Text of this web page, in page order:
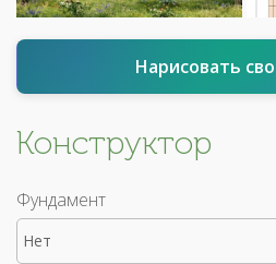
Нарисовать
Конструктор
Фундамент
Нет